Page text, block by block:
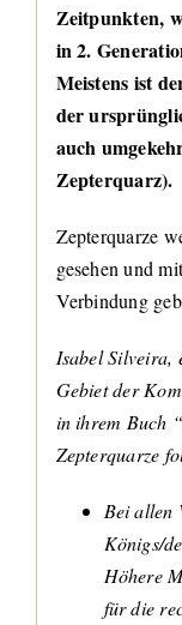
Zeitpunkten,
in 2.
Meistens ist
der
auch
Zepterquarz).
Zepterquarze
gesehen und
Verbindung
Isabel Silveira,
Gebiet der
in ihrem Buch
Zepterquarze
Bei allen
Königs/
Höhere
für die